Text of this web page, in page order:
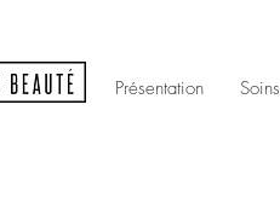
Présentation Soins